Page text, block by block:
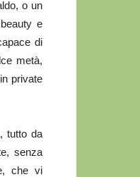
o un
e
di
metà,
private
tutto da
senza
che vi